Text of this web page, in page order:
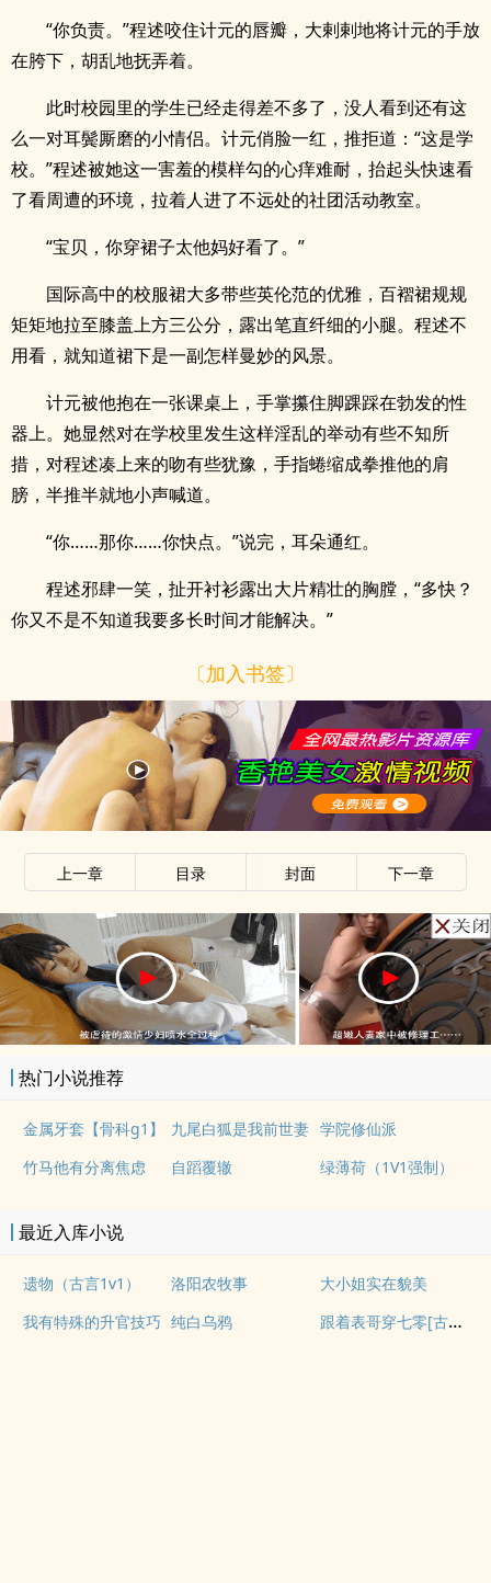
“你负责。”程述咬住计元的唇瓣，大剌剌地将计元的手放
在胯下，胡乱地抚弄着。
此时校园里的学生已经走得差不多了，没人看到还有这
么一对耳鬓厮磨的小情侣。计元俏脸一红，推拒道：“这是学
校。”程述被她这一害羞的模样勾的心痒难耐，抬起头快速看
了看周遭的环境，拉着人进了不远处的社团活动教室。
“宝贝，你穿裙子太他妈好看了。”
国际高中的校服裙大多带些英伦范的优雅，百褶裙规规
矩矩地拉至膝盖上方三公分，露出笔直纤细的小腿。程述不
用看，就知道裙下是一副怎样曼妙的风景。
计元被他抱在一张课桌上，手掌攥住脚踝踩在勃发的性
器上。她显然对在学校里发生这样淫乱的举动有些不知所
措，对程述凑上来的吻有些犹豫，手指蜷缩成拳推他的肩
膀，半推半就地小声喊道。
“你……那你……你快点。”说完，耳朵通红。
程述邪肆一笑，扯开衬衫露出大片精壮的胸膛，“多快？
你又不是不知道我要多长时间才能解决。”
〔加入书签〕
上一章 目录 封面 下一章
热门小说推荐
金属牙套【骨科g1】 九尾白狐是我前世妻 学院修仙派
竹马他有分离焦虑
自蹈覆辙 绿薄荷（1V1强制）
最近入库小说
遗物（古言1v1） 洛阳农牧事
大小姐实在貌美
我有特殊的升官技巧 纯白乌鸦 跟着表哥穿七零[古穿今]